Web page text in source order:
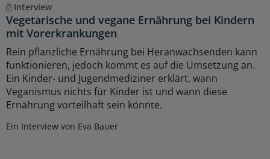
Interview
Vegetarische und vegane Ernährung bei Kindern
mit Vorerkrankungen
Rein pflanzliche Ernährung bei Heranwachsenden kann
funktionieren, jedoch kommt es auf die Umsetzung an.
Ein Kinder- und Jugendmediziner erklärt, wann
Veganismus nichts für Kinder ist und wann diese
Ernährung vorteilhaft sein könnte.
Ein Interview von Eva Bauer